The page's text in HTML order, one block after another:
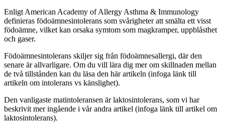
Enligt American Academy of Allergy Asthma & Immunology
definieras födoämnesintolerans som svårigheter att smälta ett visst
födoämne, vilket kan orsaka symtom som magkramper, uppblåsthet
och gaser.
Födoämnesintolerans skiljer sig från födoämnesallergi, där den
senare är allvarligare. Om du vill lära dig mer om skillnaden mellan
de två tillstånden kan du läsa den här artikeln (infoga länk till
artikeln om intolerans vs känslighet).
Den vanligaste matintoleransen är laktosintolerans, som vi har
beskrivit mer ingående i vår andra artikel (infoga länk till artikel om
laktosintolerans).